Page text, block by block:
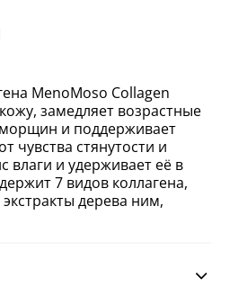
MenoMoso Collagen
замедляет возрастные
и поддерживает
чувства стянутости и
влаги и удерживает её в
7 видов коллагена,
дерева ним,